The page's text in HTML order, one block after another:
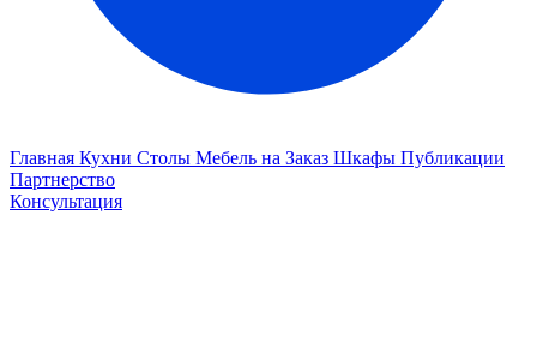
Главная Кухни Столы Мебель на Заказ Шкафы Публикации
Партнерство
Консультация